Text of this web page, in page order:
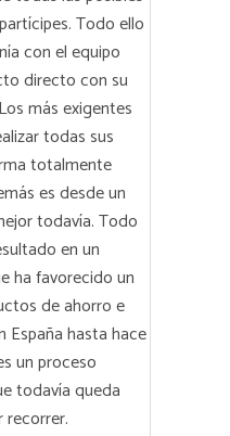
Todo ello
con el equipo
directo con su
más exigentes
todas sus
totalmente
es desde un
todavía. Todo
en un
ha favorecido un
de ahorro e
España hasta hace
un proceso
todavía queda